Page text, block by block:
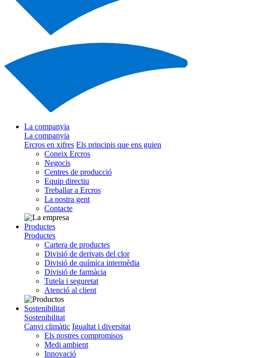
La companyia
La companyia
Ercros en xifres Els principis que ens guien
Coneix Ercros
Negocis
Centres de producció
Equip directiu
Treballar a Ercros
La nostra gent
Contacte
Productes
Productes
Cartera de productes
Divisió de derivats del clor
Divisió de química intermèdia
Divisió de farmàcia
Tutela i seguretat
Atenció al client
Sostenibilitat
Sostenibilitat
Canvi climàtic Igualtat i diversitat
Els nostres compromisos
Medi ambient
Innovació